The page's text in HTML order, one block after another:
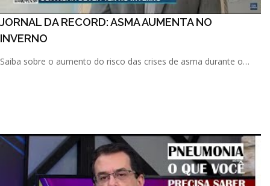
JORNAL DA RECORD: ASMA AUMENTA NO
INVERNO
Saiba sobre o aumento do risco das crises de asma durante o